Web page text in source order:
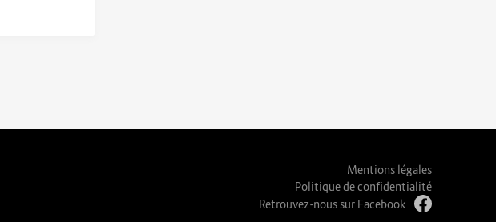
Mentions légales
Politique de confidentialité
Retrouvez-nous sur Facebook